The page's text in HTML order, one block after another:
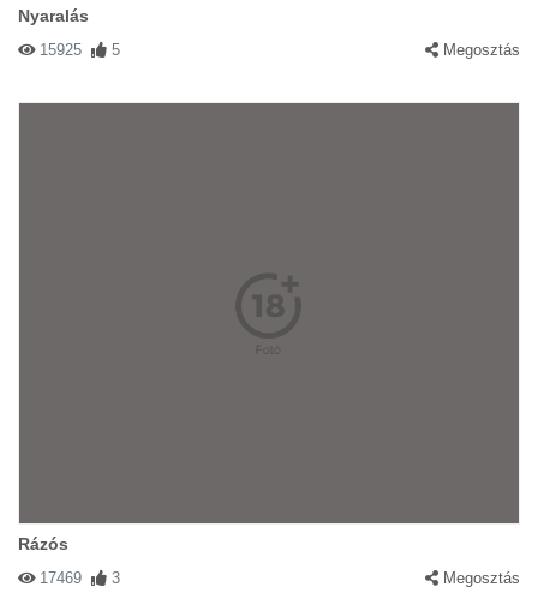
Nyaralás
15925 5 Megosztás
Rázós
17469 3 Megosztás